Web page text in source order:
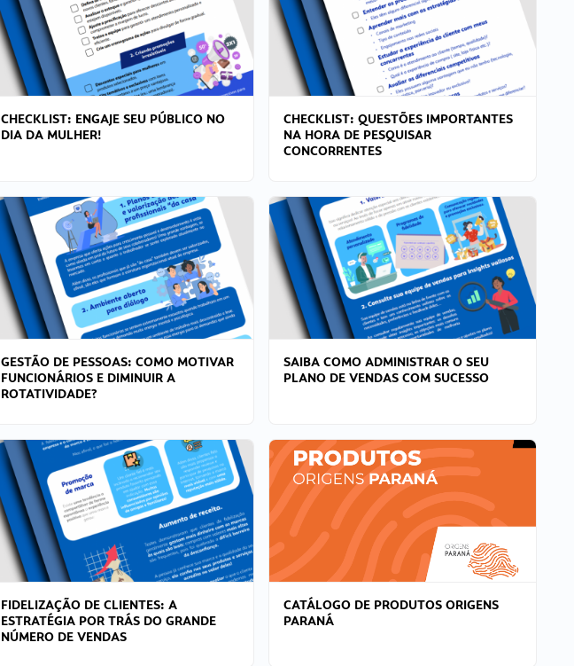
CHECKLIST: ENGAJE SEU PÚBLICO NO
DIA DA MULHER!
CHECKLIST: QUESTÕES IMPORTANTES
NA HORA DE PESQUISAR
CONCORRENTES
GESTÃO DE PESSOAS: COMO MOTIVAR
FUNCIONÁRIOS E DIMINUIR A
ROTATIVIDADE?
SAIBA COMO ADMINISTRAR O SEU
PLANO DE VENDAS COM SUCESSO
FIDELIZAÇÃO DE CLIENTES: A
ESTRATÉGIA POR TRÁS DO GRANDE
NÚMERO DE VENDAS
CATÁLOGO DE PRODUTOS ORIGENS
PARANÁ